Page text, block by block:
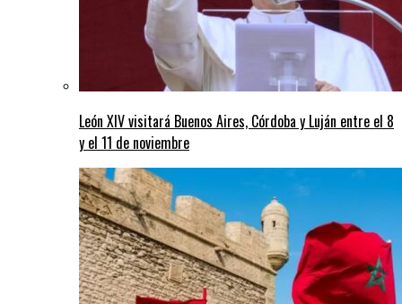
León XIV visitará Buenos Aires, Córdoba y Luján entre el 8
y el 11 de noviembre